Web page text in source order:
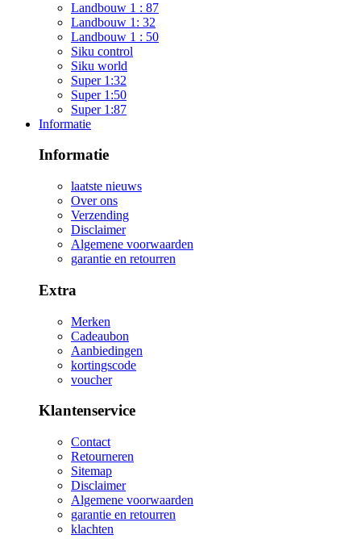
Landbouw 1 : 87
Landbouw 1: 32
Landbouw 1 : 50
Siku control
Siku world
Super 1:32
Super 1:50
Super 1:87
Informatie
Informatie
laatste nieuws
Over ons
Verzending
Disclaimer
Algemene voorwaarden
garantie en retourren
Extra
Merken
Cadeaubon
Aanbiedingen
kortingscode
voucher
Klantenservice
Contact
Retourneren
Sitemap
Disclaimer
Algemene voorwaarden
garantie en retourren
klachten